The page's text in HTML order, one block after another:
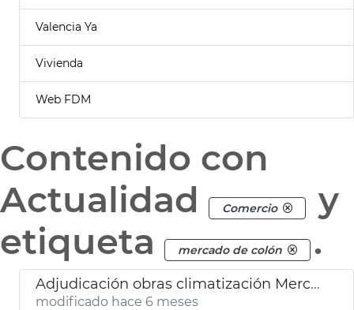
Valencia Ya
Vivienda
Web FDM
Contenido con
Actualidad
Comercio
y
etiqueta
mercado de colón .
Adjudicación obras climatización Mercat Colón València
modificado hace 6 meses